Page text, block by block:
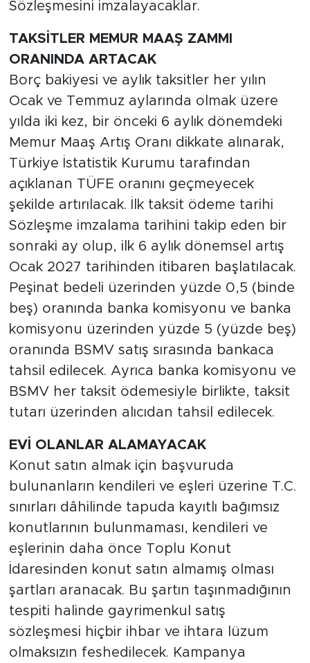
Sözleşmesini imzalayacaklar.
TAKSİTLER MEMUR MAAŞ ZAMMI
ORANINDA ARTACAK
Borç bakiyesi ve aylık taksitler her yılın
Ocak ve Temmuz aylarında olmak üzere
yılda iki kez, bir önceki 6 aylık dönemdeki
Memur Maaş Artış Oranı dikkate alınarak,
Türkiye İstatistik Kurumu tarafından
açıklanan TÜFE oranını geçmeyecek
şekilde artırılacak. İlk taksit ödeme tarihi
Sözleşme imzalama tarihini takip eden bir
sonraki ay olup, ilk 6 aylık dönemsel artış
Ocak 2027 tarihinden itibaren başlatılacak.
Peşinat bedeli üzerinden yüzde 0,5 (binde
beş) oranında banka komisyonu ve banka
komisyonu üzerinden yüzde 5 (yüzde beş)
oranında BSMV satış sırasında bankaca
tahsil edilecek. Ayrıca banka komisyonu ve
BSMV her taksit ödemesiyle birlikte, taksit
tutarı üzerinden alıcıdan tahsil edilecek.
EVİ OLANLAR ALAMAYACAK
Konut satın almak için başvuruda
bulunanların kendileri ve eşleri üzerine T.C.
sınırları dâhilinde tapuda kayıtlı bağımsız
konutlarının bulunmaması, kendileri ve
eşlerinin daha önce Toplu Konut
İdaresinden konut satın almamış olması
şartları aranacak. Bu şartın taşınmadığının
tespiti halinde gayrimenkul satış
sözleşmesi hiçbir ihbar ve ihtara lüzum
olmaksızın feshedilecek. Kampanya